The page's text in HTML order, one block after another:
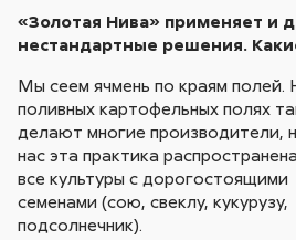
«Золотая Нива» применяет и
нестандартные решения.
Мы сеем ячмень по краям полей.
поливных картофельных полях
делают многие производители,
нас эта практика
все культуры с дорогостоящими
семенами (сою, свеклу, кукурузу,
подсолнечник).